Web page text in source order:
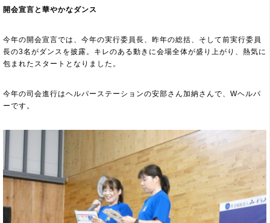
開会宣言と華やかなダンス
今年の開会宣言では、今年の実行委員長、昨年の総括、そして前実行委員
長の3名がダンスを披露。キレのある動きに会場全体が盛り上がり、熱気に
包まれたスタートとなりました。
今年の司会進行はヘルパーステーションの安部さん加納さんで、Wヘルパ
ーです。